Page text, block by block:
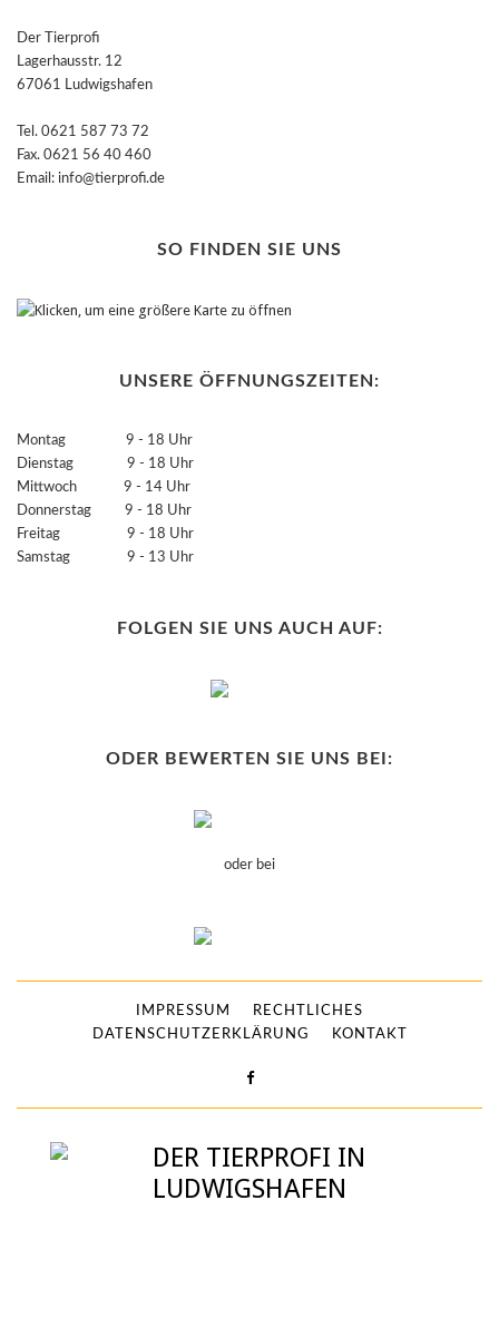
Der Tierprofi
Lagerhausstr. 12
67061 Ludwigshafen
Tel. 0621 587 73 72
Fax. 0621 56 40 460
Email: info@tierprofi.de
SO FINDEN SIE UNS
UNSERE ÖFFNUNGSZEITEN:
Montag 9 - 18 Uhr
Dienstag 9 - 18 Uhr
Mittwoch 9 - 14 Uhr
Donnerstag 9 - 18 Uhr
Freitag 9 - 18 Uhr
Samstag 9 - 13 Uhr
FOLGEN SIE UNS AUCH AUF:
ODER BEWERTEN SIE UNS BEI:
oder bei
IMPRESSUM
RECHTLICHES
DATENSCHUTZERKLÄRUNG
KONTAKT